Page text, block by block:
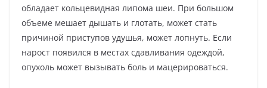
обладает кольцевидная липома шеи. При большом
объеме мешает дышать и глотать, может стать
причиной приступов удушья, может лопнуть. Если
нарост появился в местах сдавливания одеждой,
опухоль может вызывать боль и мацерироваться.